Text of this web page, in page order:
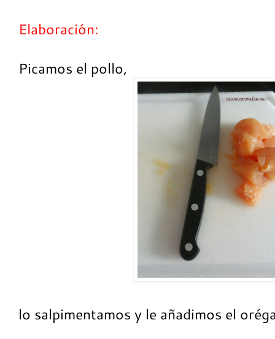
Elaboración:
Picamos el pollo,
lo salpimentamos y le añadimos el